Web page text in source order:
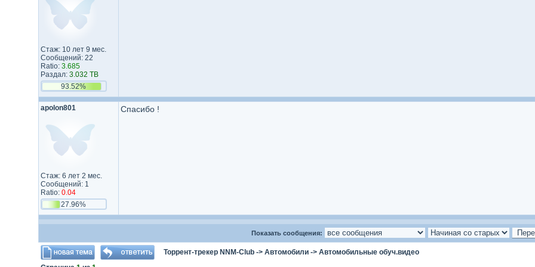
Стаж: 10 лет 9 мес.
Сообщений: 22
Ratio: 3.685
Раздал: 3.032 TB
93.52%
apolon801
Стаж: 6 лет 2 мес.
Сообщений: 1
Ratio: 0.04
27.96%
Спасибо !
Показать сообщения:
Торрент-трекер NNM-Club-> Автомобили-> Автомобильные обуч.видео